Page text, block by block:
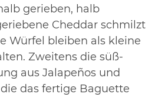
gerieben, halb
Cheddar schmilzt
Würfel bleiben als kleine
Zweitens die süß-
aus Jalapeños und
das fertige Baguette